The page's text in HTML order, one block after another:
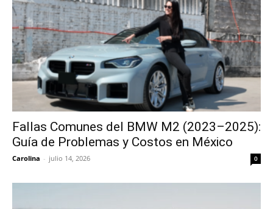
Fallas Comunes del BMW M2 (2023–2025):
Guía de Problemas y Costos en México
Carolina - julio 14, 2026 0